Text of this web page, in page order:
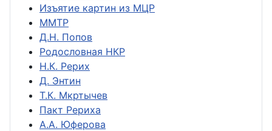
Изъятие картин из МЦР
ММТР
Д.Н. Попов
Родословная НКР
Н.К. Рерих
Д. Энтин
Т.К. Мкртычев
Пакт Рериха
А.А. Юферова